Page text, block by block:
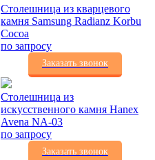
Столешница из кварцевого
камня Samsung Radianz Korbu
Cocoa
по запросу
Заказать звонок
Столешница из
искусственного камня Hanex
Avena NA-03
по запросу
Заказать звонок